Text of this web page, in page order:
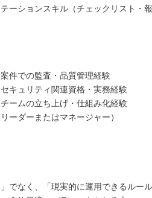
ーションスキル（チェックリスト・報
件での監査・品質管理経験
キュリティ関連資格・実務経験
ームの立ち上げ・仕組み化経験
ーダーまたはマネージャー）
でなく、「現実的に運用できるルー